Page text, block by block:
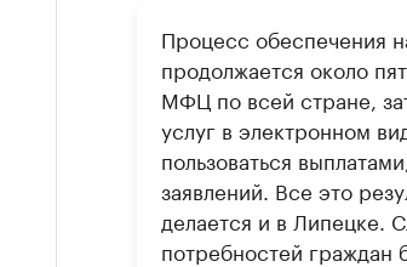
Делитесь новостями
Управляйте страницей компании и
Процесс обеспечения
продолжается около
МФЦ по всей стране,
услуг в электронном
пользоваться
заявлений. Все это
делается и в Липецке.
потребностей граждан